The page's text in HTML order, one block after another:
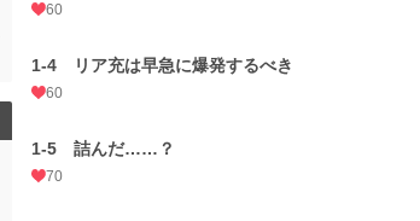
60
1-4 リア充は早急に爆発するべき
60
1-5 詰んだ……？
70